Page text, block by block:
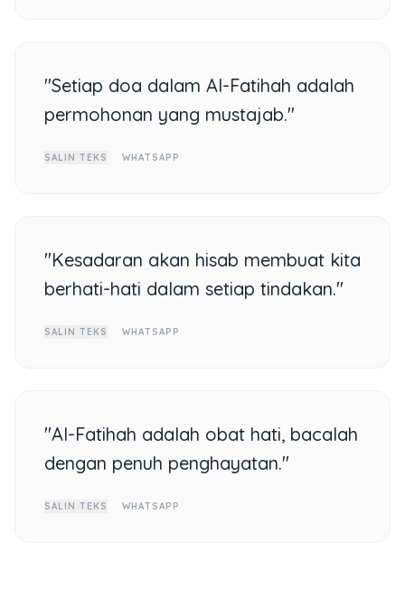
"Setiap doa dalam Al-Fatihah adalah
permohonan yang mustajab."
SALIN TEKS WHATSAPP
"Kesadaran akan hisab membuat kita
berhati-hati dalam setiap tindakan."
SALIN TEKS WHATSAPP
"Al-Fatihah adalah obat hati, bacalah
dengan penuh penghayatan."
SALIN TEKS WHATSAPP